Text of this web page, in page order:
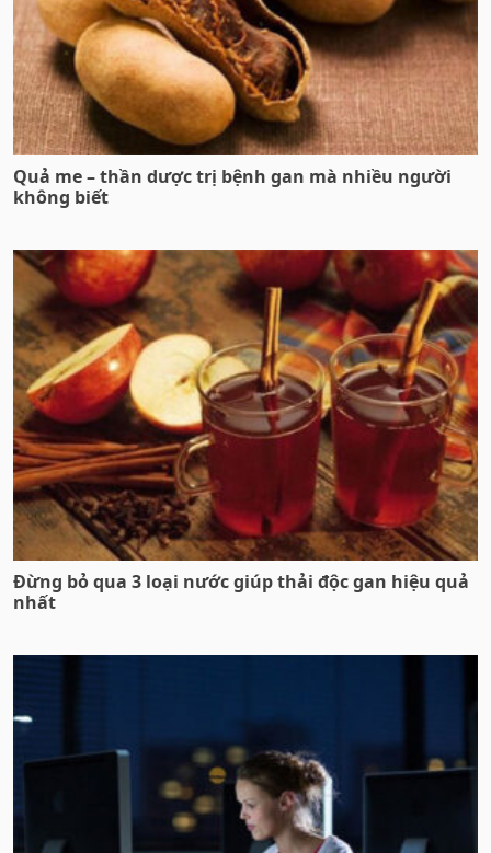
Quả me – thần dược trị bệnh gan mà nhiều người
không biết
Đừng bỏ qua 3 loại nước giúp thải độc gan hiệu quả
nhất